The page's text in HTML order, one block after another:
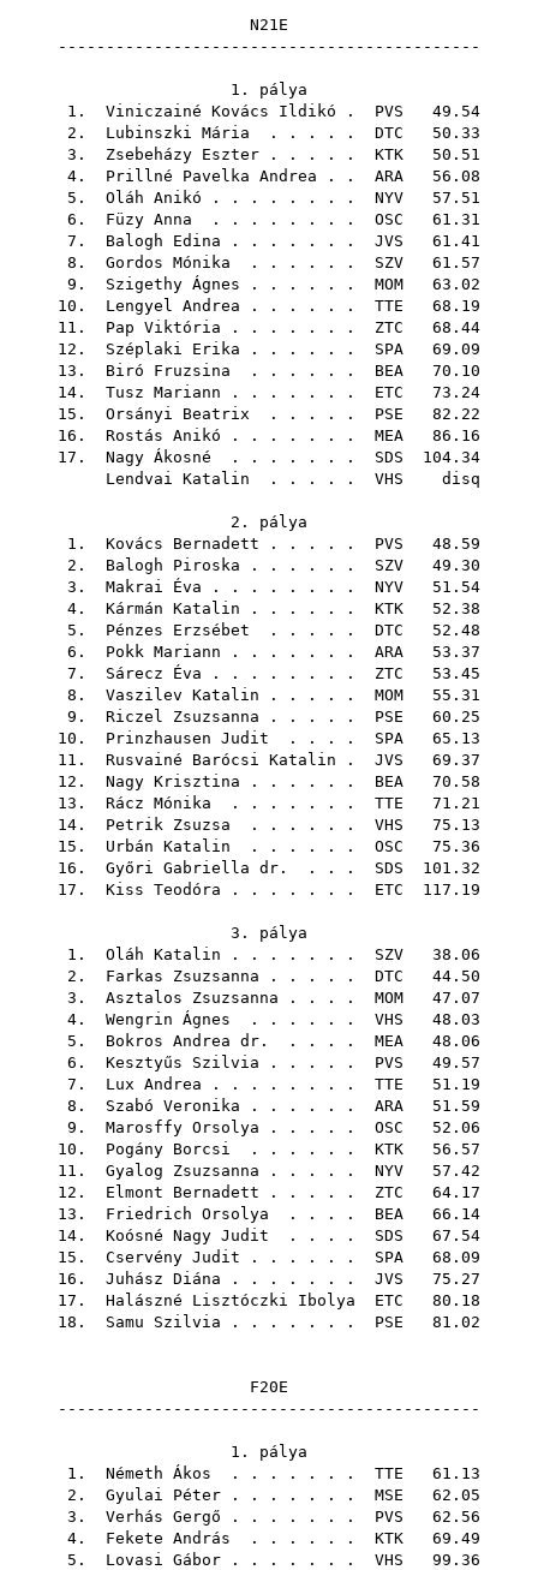
N21E
--------------------------------------------
1. pálya
1. Viniczainé Kovács Ildikó . PVS 49.54
2. Lubinszki Mária . . . . . DTC 50.33
3. Zsebeházy Eszter . . . . . KTK 50.51
4. Prillné Pavelka Andrea . . ARA 56.08
5. Oláh Anikó . . . . . . . . NYV 57.51
6. Füzy Anna . . . . . . . . OSC 61.31
7. Balogh Edina . . . . . . . JVS 61.41
8. Gordos Mónika . . . . . . SZV 61.57
9. Szigethy Ágnes . . . . . . MOM 63.02
10. Lengyel Andrea . . . . . . TTE 68.19
11. Pap Viktória . . . . . . . ZTC 68.44
12. Széplaki Erika . . . . . . SPA 69.09
13. Biró Fruzsina . . . . . . BEA 70.10
14. Tusz Mariann . . . . . . . ETC 73.24
15. Orsányi Beatrix . . . . . PSE 82.22
16. Rostás Anikó . . . . . . . MEA 86.16
17. Nagy Ákosné . . . . . . . SDS 104.34
Lendvai Katalin . . . . . VHS disq
2. pálya
1. Kovács Bernadett . . . . . PVS 48.59
2. Balogh Piroska . . . . . . SZV 49.30
3. Makrai Éva . . . . . . . . NYV 51.54
4. Kármán Katalin . . . . . . KTK 52.38
5. Pénzes Erzsébet . . . . . DTC 52.48
6. Pokk Mariann . . . . . . . ARA 53.37
7. Sárecz Éva . . . . . . . . ZTC 53.45
8. Vaszilev Katalin . . . . . MOM 55.31
9. Riczel Zsuzsanna . . . . . PSE 60.25
10. Prinzhausen Judit . . . . SPA 65.13
11. Rusvainé Barócsi Katalin . JVS 69.37
12. Nagy Krisztina . . . . . . BEA 70.58
13. Rácz Mónika . . . . . . . TTE 71.21
14. Petrik Zsuzsa . . . . . . VHS 75.13
15. Urbán Katalin . . . . . . OSC 75.36
16. Győri Gabriella dr. . . . SDS 101.32
17. Kiss Teodóra . . . . . . . ETC 117.19
3. pálya
1. Oláh Katalin . . . . . . . SZV 38.06
2. Farkas Zsuzsanna . . . . . DTC 44.50
3. Asztalos Zsuzsanna . . . . MOM 47.07
4. Wengrin Ágnes . . . . . . VHS 48.03
5. Bokros Andrea dr. . . . . MEA 48.06
6. Kesztyűs Szilvia . . . . . PVS 49.57
7. Lux Andrea . . . . . . . . TTE 51.19
8. Szabó Veronika . . . . . . ARA 51.59
9. Marosffy Orsolya . . . . . OSC 52.06
10. Pogány Borcsi . . . . . . KTK 56.57
11. Gyalog Zsuzsanna . . . . . NYV 57.42
12. Elmont Bernadett . . . . . ZTC 64.17
13. Friedrich Orsolya . . . . BEA 66.14
14. Koósné Nagy Judit . . . . SDS 67.54
15. Cservény Judit . . . . . . SPA 68.09
16. Juhász Diána . . . . . . . JVS 75.27
17. Halászné Lisztóczki Ibolya ETC 80.18
18. Samu Szilvia . . . . . . . PSE 81.02
F20E
--------------------------------------------
1. pálya
1. Németh Ákos . . . . . . . TTE 61.13
2. Gyulai Péter . . . . . . . MSE 62.05
3. Verhás Gergő . . . . . . . PVS 62.56
4. Fekete András . . . . . . KTK 69.49
5. Lovasi Gábor . . . . . . . VHS 99.36